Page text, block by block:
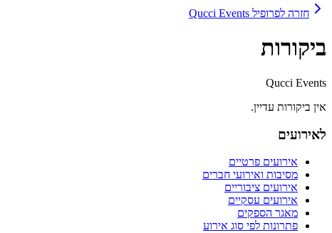
חזרה לפרופיל Qucci Events
ביקורות
Qucci Events
אין ביקורות עדיין.
לאירועים
אירועים פרטיים
מסיבות ואירועי חברים
אירועים ציבוריים
אירועים עסקיים
מאגר הספקים
פתרונות לפי סוג אירוע